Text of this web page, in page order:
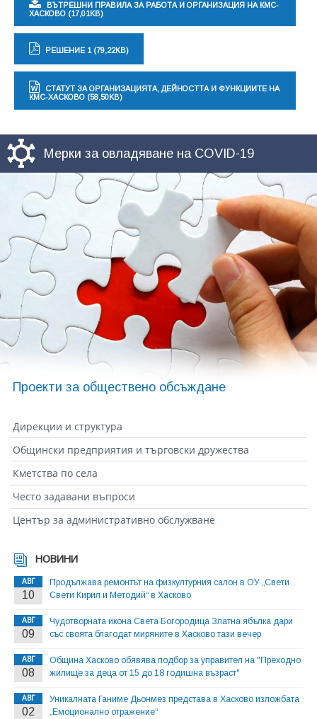
ВЪТРЕШНИ ПРАВИЛА ЗА РАБОТА И ОРГАНИЗАЦИЯ НА КМС-
ХАСКОВО (17,01KB)
РЕШЕНИЕ 1 (79,22KB)
СТАТУТ ЗА ОРГАНИЗАЦИЯТА, ДЕЙНОСТТА И ФУНКЦИИТЕ НА
КМС-ХАСКОВО (58,50KB)
Мерки за овладяване на COVID-19
Проекти за обществено обсъждане
Дирекции и структура
Общински предприятия и търговски дружества
Кметства по села
Често задавани въпроси
Център за административно обслужване
НОВИНИ
АВГ
10
Продължава ремонтът на физкултурния салон в ОУ „Свети
Свети Кирил и Методий“ в Хасково
АВГ
09
Чудотворната икона Света Богородица Златна ябълка дари
със своята благодат миряните в Хасково тази вечер
АВГ
08
Община Хасково обявява подбор за управител на "Преходно
жилище за деца от 15 до 18 годишна възраст"
АВГ
02
Уникалната Ганиме Дьонмез представа в Хасково изложбата
„Емоционално отражение“